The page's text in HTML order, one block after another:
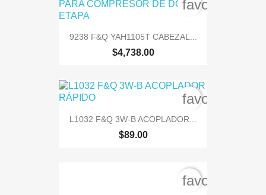
9238 F&Q YAH1105T CABEZAL...
$4,738.00
L1032 F&Q 3W-B ACOPLADOR...
$89.00